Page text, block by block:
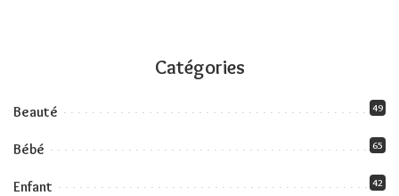
Catégories
Beauté 49
Bébé 65
Enfant 42